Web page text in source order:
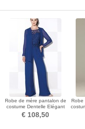
Robe de mère pantalon de
costume Dentelle Elégant
Naturel taille
€ 108,50
Robe